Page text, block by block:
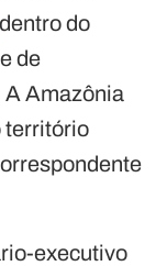
dentro do
de
A Amazônia
território
executivo